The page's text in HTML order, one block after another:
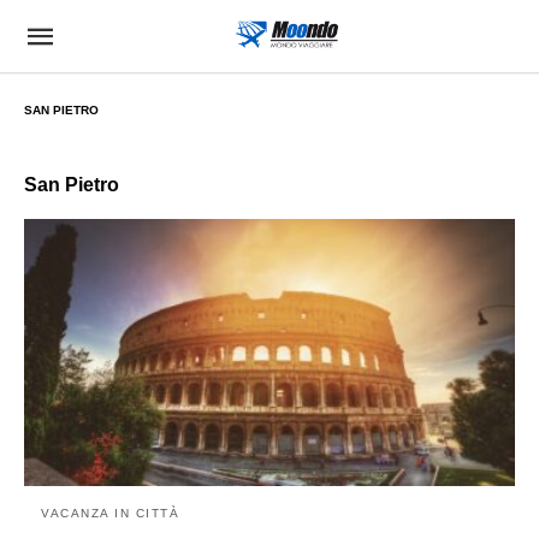
SAN PIETRO
San Pietro
VACANZA IN CITTÀ